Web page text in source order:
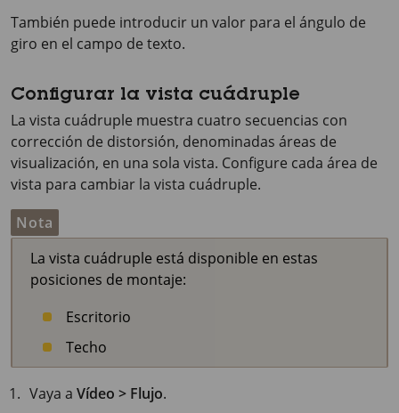
También puede introducir un valor para el ángulo de
giro en el campo de texto.
Configurar la vista cuádruple
La vista cuádruple muestra cuatro secuencias con
corrección de distorsión, denominadas áreas de
visualización, en una sola vista. Configure cada área de
vista para cambiar la vista cuádruple.
Nota
La vista cuádruple está disponible en estas
posiciones de montaje:
Escritorio
Techo
Vaya aVídeo > Flujo.